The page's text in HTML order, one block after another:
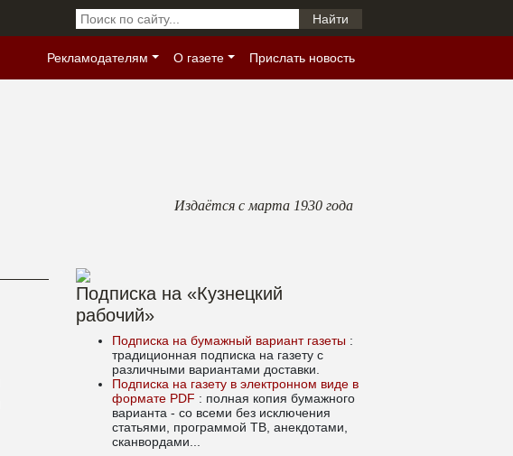
Рекламодателям О газете Прислать новость
Издаётся с марта 1930 года
Подписка на «Кузнецкий
рабочий»
Подписка на бумажный вариант газеты :
традиционная подписка на газету с
различными вариантами доставки.
Подписка на газету в электронном виде в
формате PDF : полная копия бумажного
варианта - со всеми без исключения
статьями, программой ТВ, анекдотами,
сканвордами...